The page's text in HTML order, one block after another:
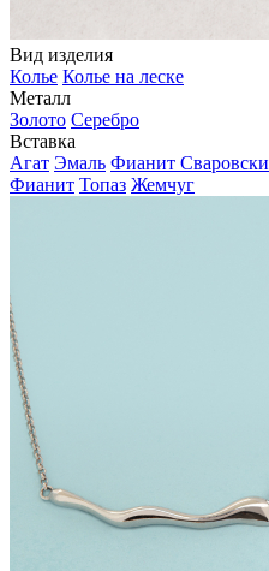
Вид изделия
Колье Колье на леске
Металл
Золото Серебро
Вставка
Агат Эмаль Фианит Сваровски
Фианит Топаз Жемчуг